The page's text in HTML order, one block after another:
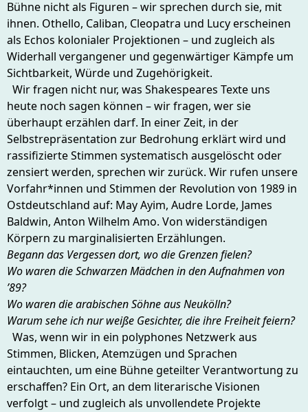
Bühne nicht als Figuren – wir sprechen durch sie, mit
ihnen. Othello, Caliban, Cleopatra und Lucy erscheinen
als Echos kolonialer Projektionen – und zugleich als
Widerhall vergangener und gegenwärtiger Kämpfe um
Sichtbarkeit, Würde und Zugehörigkeit.
Wir fragen nicht nur, was Shakespeares Texte uns
heute noch sagen können – wir fragen, wer sie
überhaupt erzählen darf. In einer Zeit, in der
Selbstrepräsentation zur Bedrohung erklärt wird und
rassifizierte Stimmen systematisch ausgelöscht oder
zensiert werden, sprechen wir zurück. Wir rufen unsere
Vorfahr*innen und Stimmen der Revolution von 1989 in
Ostdeutschland auf: May Ayim, Audre Lorde, James
Baldwin, Anton Wilhelm Amo. Von widerständigen
Körpern zu marginalisierten Erzählungen.
Begann das Vergessen dort, wo die Grenzen fielen?
Wo waren die Schwarzen Mädchen in den Aufnahmen von
’89?
Wo waren die arabischen Söhne aus Neukölln?
Warum sehe ich nur weiße Gesichter, die ihre Freiheit feiern?
Was, wenn wir in ein polyphones Netzwerk aus
Stimmen, Blicken, Atemzügen und Sprachen
eintauchten, um eine Bühne geteilter Verantwortung zu
erschaffen? Ein Ort, an dem literarische Visionen
verfolgt – und zugleich als unvollendete Projekte